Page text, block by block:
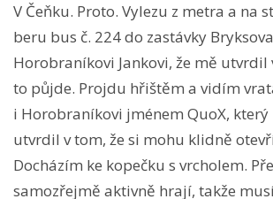
V Čeňku. Proto. Vylezu z metra a na
beru bus č. 224 do zastávky
Horobraníkovi Jankovi, že mě utvrdil
to půjde. Projdu hřištěm a vidím
i Horobraníkovi jménem QuoX,
utvrdil v tom, že si mohu klidně
Docházím ke kopečku s vrcholem.
samozřejmě aktivně hrají, takže